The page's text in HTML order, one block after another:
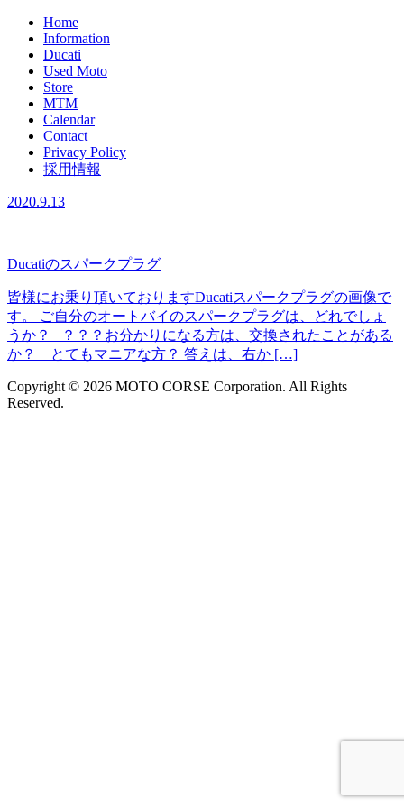
Home
Information
Ducati
Used Moto
Store
MTM
Calendar
Contact
Privacy Policy
採用情報
2020.9.13
Ducatiのスパークプラグ
皆様にお乗り頂いておりますDucatiスパークプラグの画像で
す。 ご自分のオートバイのスパークプラグは、どれでしょ
うか？ ？？？お分かりになる方は、交換されたことがある
か？ とてもマニアな方？ 答えは、右か […]
Copyright © 2026 MOTO CORSE Corporation. All Rights
Reserved.